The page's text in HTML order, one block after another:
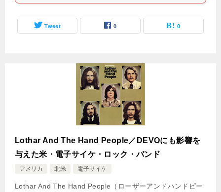
Tweet 0 0
Lothar And The Hand People／DEVOにも影響を
与えた米・電子サイケ・ロック・バンド
アメリカ 北米 電子サイケ
Lothar And The Hand People（ローザーアンドハンドピー